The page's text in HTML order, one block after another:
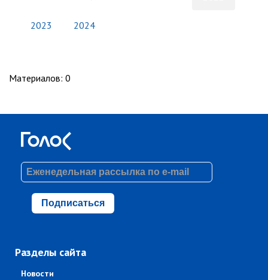
2023 2024
Материалов: 0
Подписаться
Разделы сайта
Новости